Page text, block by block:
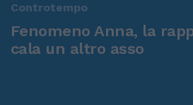
Controtempo
Fenomeno Anna, la
cala un altro asso